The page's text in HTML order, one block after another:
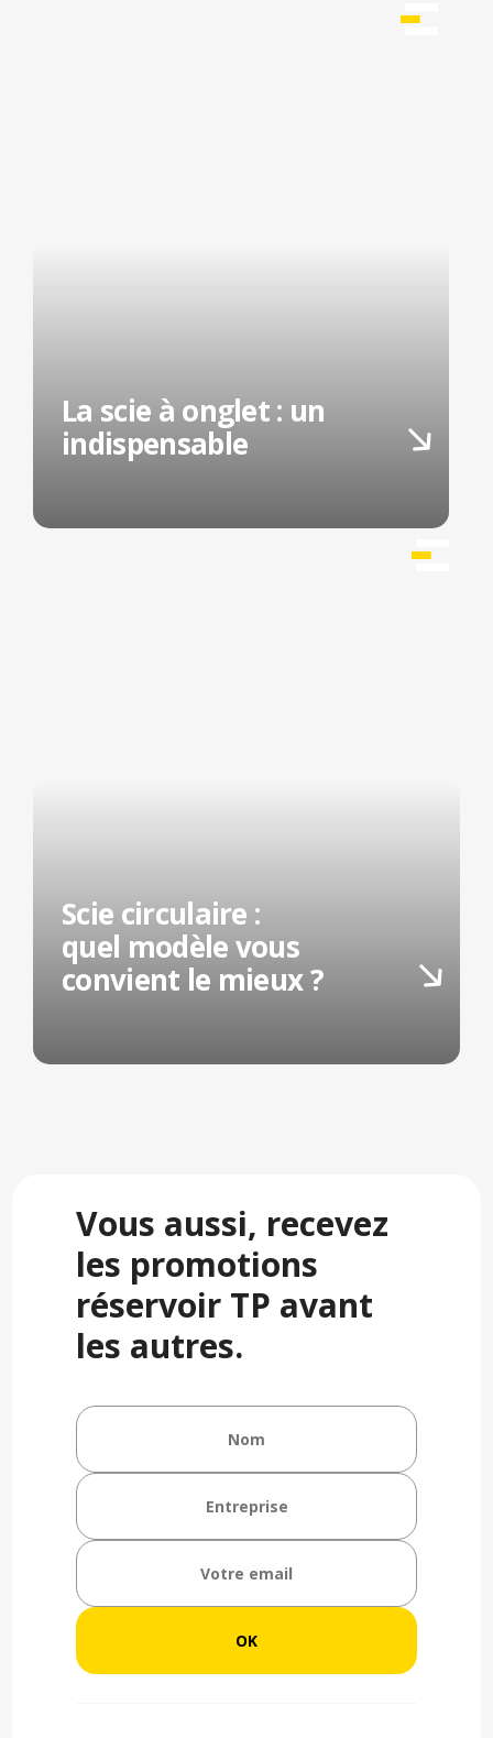
La scie à onglet : un
indispensable
Scie circulaire :
quel modèle vous
convient le mieux ?
Vous aussi, recevez
les promotions
réservoir TP avant
les autres.